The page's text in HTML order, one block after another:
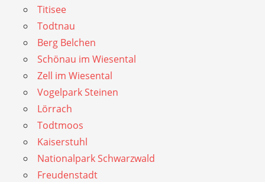
Titisee
Todtnau
Berg Belchen
Schönau im Wiesental
Zell im Wiesental
Vogelpark Steinen
Lörrach
Todtmoos
Kaiserstuhl
Nationalpark Schwarzwald
Freudenstadt